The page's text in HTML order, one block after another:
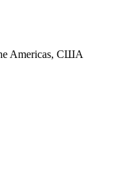
Americas, США